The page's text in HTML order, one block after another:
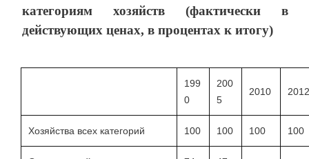
категориям хозяйств (фактически в
действующих ценах, в процентах к итогу)
199
0
200
5
2010 2012
Хозяйства всех категорий 100 100 100 100